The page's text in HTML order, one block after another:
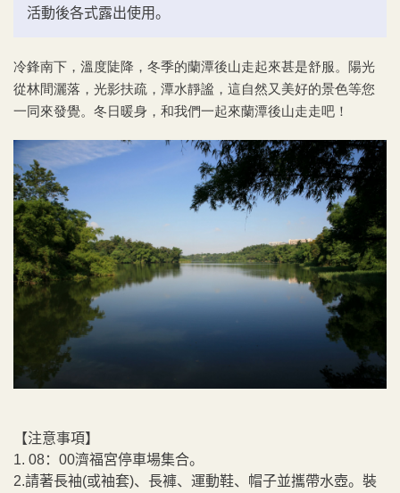
活動後各式露出使用。
冷鋒南下，溫度陡降，冬季的蘭潭後山走起來甚是舒服。陽光
從林間灑落，光影扶疏，潭水靜謐，這自然又美好的景色等您
一同來發覺。冬日暖身，和我們一起來蘭潭後山走走吧！
【注意事項】
1. 08：00濟福宮停車場集合。
2.請著長袖(或袖套)、長褲、運動鞋、帽子並攜帶水壺。裝